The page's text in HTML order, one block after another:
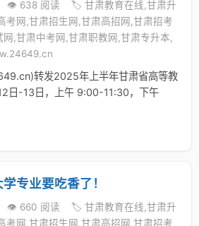
👁️ 638 阅读
🏷️ 甘肃教育在线,甘肃升
考网,甘肃招生网,甘肃高招网,甘肃招考
网,甘肃中考网,甘肃职教网,甘肃专升本,
转发2025年上半年甘肃省高等教
日-13日，上午 9:00-11:30，下午
专业要吃香了！
👁️ 660 阅读
🏷️ 甘肃教育在线,甘肃升
考网,甘肃招生网,甘肃高招网,甘肃招考